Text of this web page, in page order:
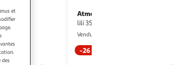
1/2 semaines
Atmosphera Kids
lili 350cm vert
Vendu par
-26 %
et
des